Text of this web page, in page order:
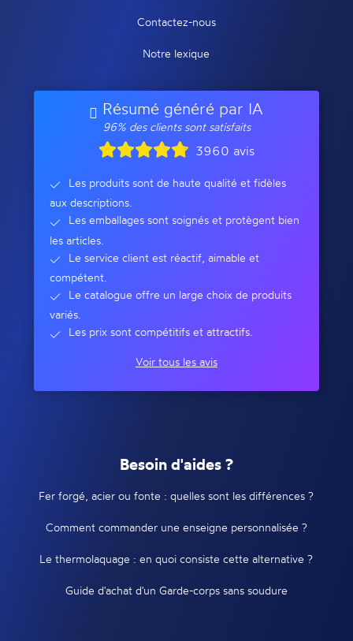
Contactez-nous
Notre lexique
Résumé généré par IA
96% des clients sont satisfaits
3960 avis
Les produits sont de haute qualité et fidèles
aux descriptions.
Les emballages sont soignés et protègent bien
les articles.
Le service client est réactif, aimable et
compétent.
Le catalogue offre un large choix de produits
variés.
Les prix sont compétitifs et attractifs.
Voir tous les avis
Besoin d'aides ?
Fer forgé, acier ou fonte : quelles sont les différences ?
Comment commander une enseigne personnalisée ?
Le thermolaquage : en quoi consiste cette alternative ?
Guide d'achat d'un Garde-corps sans soudure